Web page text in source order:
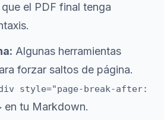
el PDF final tenga
Algunas herramientas
forzar saltos de página.
style="page-break-after:
en tu Markdown.